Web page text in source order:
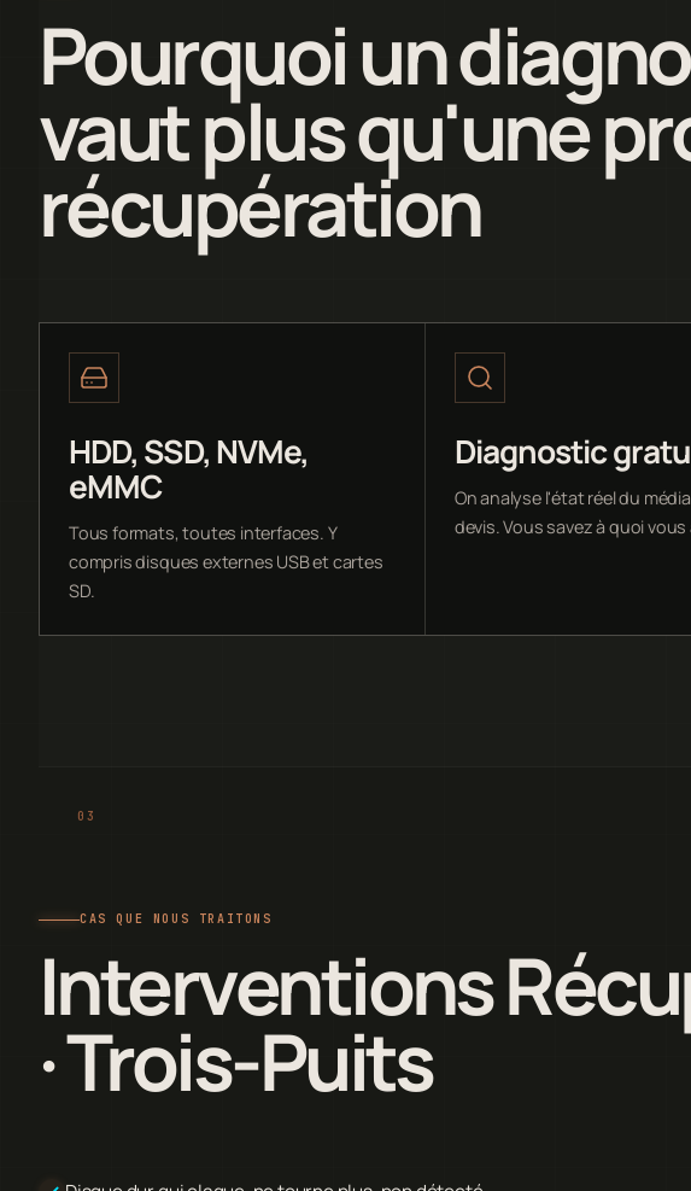
Pourquoi un
vaut plus qu'une
récupération
HDD, SSD, NVMe,
eMMC
Tous formats, toutes interfaces. Y
compris disques externes USB et cartes
SD.
Diagnostic
On analyse l'état réel du
devis. Vous savez à quoi
CAS QUE NOUS TRAITONS
Interventions
· Trois-Puits